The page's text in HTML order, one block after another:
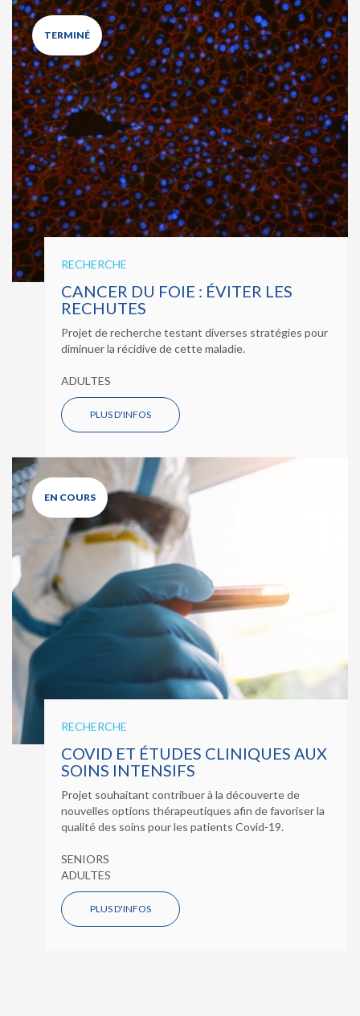
TERMINÉ
RECHERCHE
CANCER DU FOIE : ÉVITER LES
RECHUTES
Projet de recherche testant diverses stratégies pour
diminuer la récidive de cette maladie.
ADULTES
PLUS D'INFOS
EN COURS
RECHERCHE
COVID ET ÉTUDES CLINIQUES AUX
SOINS INTENSIFS
Projet souhaitant contribuer à la découverte de
nouvelles options thérapeutiques afin de favoriser la
qualité des soins pour les patients Covid-19.
SENIORS
ADULTES
PLUS D'INFOS